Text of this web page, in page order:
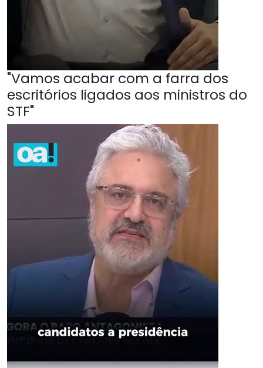
"Vamos acabar com a farra dos
escritórios ligados aos ministros do
STF"